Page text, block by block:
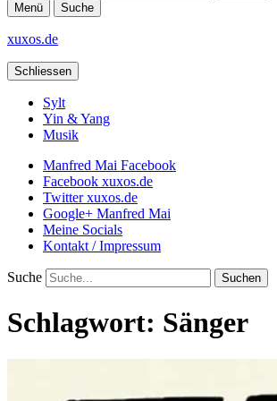
Menü Suche
xuxos.de
Schliessen
Sylt
Yin & Yang
Musik
Manfred Mai Facebook
Facebook xuxos.de
Twitter xuxos.de
Google+ Manfred Mai
Meine Socials
Kontakt / Impressum
Suche
Schlagwort: Sänger